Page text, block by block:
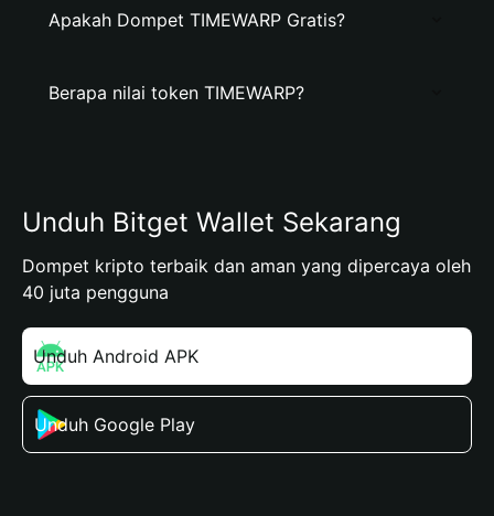
Apakah Dompet TIMEWARP Gratis?
Berapa nilai token TIMEWARP?
Unduh Bitget Wallet Sekarang
Dompet kripto terbaik dan aman yang dipercaya oleh
40 juta pengguna
Unduh Android APK
Unduh Google Play